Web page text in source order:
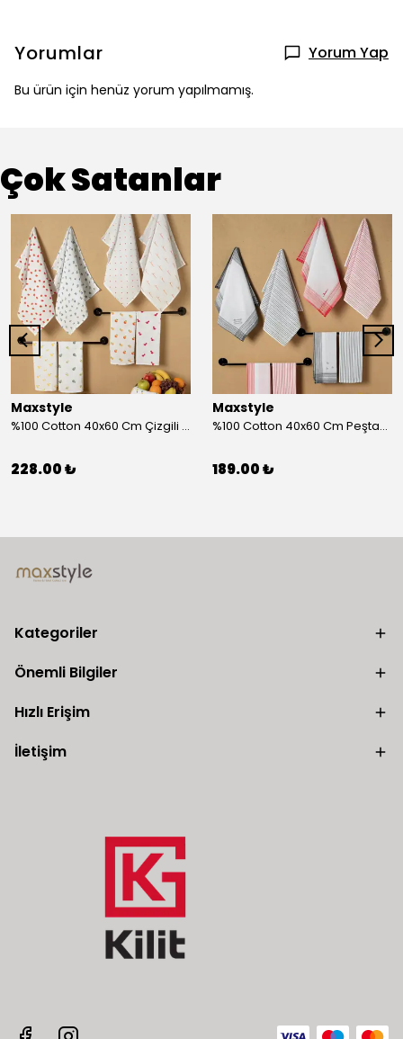
Yorumlar Yorum Yap
Bu ürün için henüz yorum yapılmamış.
Çok Satanlar
Maxstyle
%100 Cotton 40x60 Cm Çizgili Peştemal Kurulama Bezi 2 Li Set
228.00 ₺
Maxstyle
%100 Cotton 40x60 Cm Peştamal Kurulama Bezi 4 Lü Set
189.00 ₺
Kategoriler
Önemli Bilgiler
Hızlı Erişim
İletişim